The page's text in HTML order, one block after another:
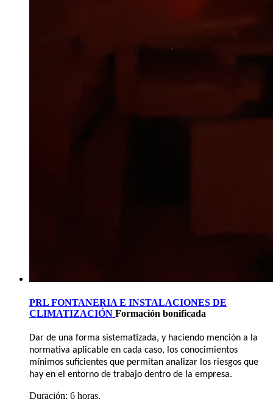
PRL FONTANERIA E INSTALACIONES DE
CLIMATIZACIÓN Formación bonificada
Dar de una forma sistematizada, y haciendo mención a la
normativa aplicable en cada caso, los conocimientos
mínimos suficientes que permitan analizar los riesgos que
hay en el entorno de trabajo dentro de la empresa.
Duración: 6 horas.